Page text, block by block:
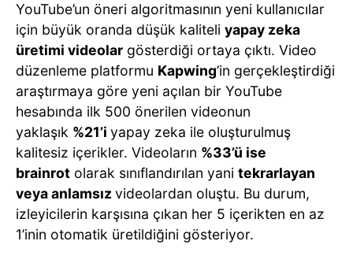
YouTube’un öneri algoritmasının yeni kullanıcılar
için büyük oranda düşük kaliteli yapay zeka
üretimi videolar gösterdiği ortaya çıktı. Video
düzenleme platformu Kapwing’in gerçekleştirdiği
araştırmaya göre yeni açılan bir YouTube
hesabında ilk 500 önerilen videonun
yaklaşık %21’i yapay zeka ile oluşturulmuş
kalitesiz içerikler. Videoların %33’ü ise
brainrot olarak sınıflandırılan yani tekrarlayan
veya anlamsız videolardan oluştu. Bu durum,
izleyicilerin karşısına çıkan her 5 içerikten en az
1’inin otomatik üretildiğini gösteriyor.